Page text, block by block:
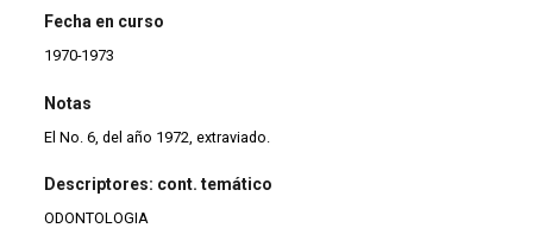
Fecha en curso
1970-1973
Notas
El No. 6, del año 1972, extraviado.
Descriptores: cont. temático
ODONTOLOGIA